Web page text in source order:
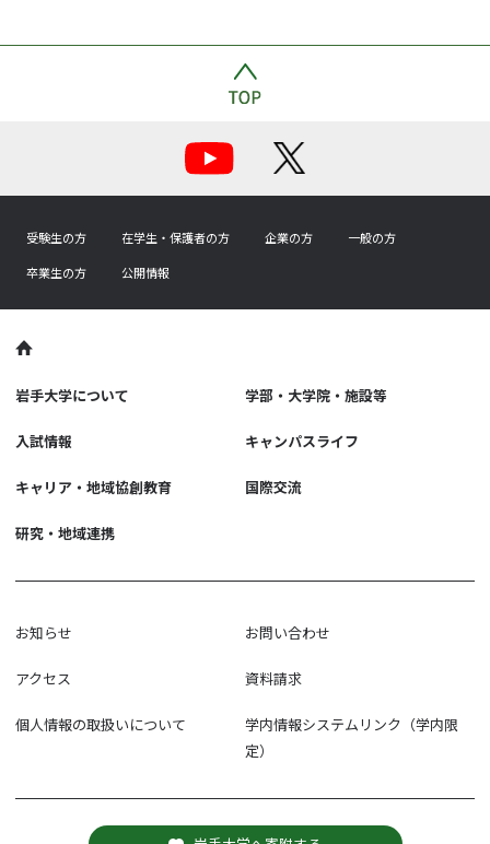
受験生の方 在学生・保護者の方 企業の方
一般の方
卒業生の方
公開情報
岩手大学について 学部・大学院・施設等
入試情報 キャンパスライフ
キャリア・地域協創教育 国際交流
研究・地域連携
お知らせ お問い合わせ
アクセス 資料請求
個人情報の取扱いについて
学内情報システムリンク（学内限
定）